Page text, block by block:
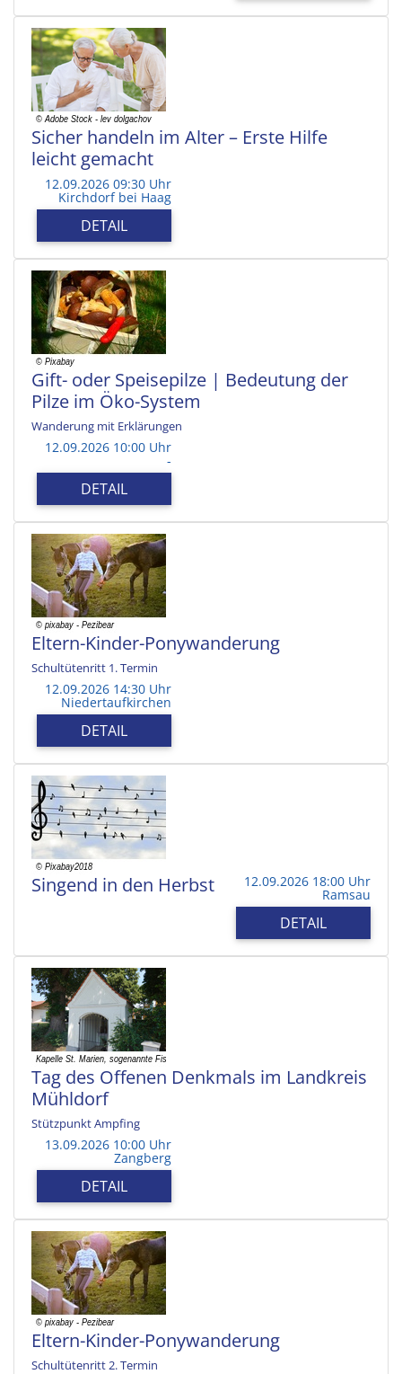
Sicher handeln im Alter – Erste Hilfe
leicht gemacht
12.09.2026 09:30 Uhr
Kirchdorf bei Haag
DETAIL
Gift- oder Speisepilze | Bedeutung der
Pilze im Öko-System
Wanderung mit Erklärungen
12.09.2026 10:00 Uhr
-
DETAIL
Eltern-Kinder-Ponywanderung
Schultütenritt 1. Termin
12.09.2026 14:30 Uhr
Niedertaufkirchen
DETAIL
Singend in den Herbst 12.09.2026 18:00 Uhr
Ramsau
DETAIL
Tag des Offenen Denkmals im Landkreis
Mühldorf
Stützpunkt Ampfing
13.09.2026 10:00 Uhr
Zangberg
DETAIL
Eltern-Kinder-Ponywanderung
Schultütenritt 2. Termin